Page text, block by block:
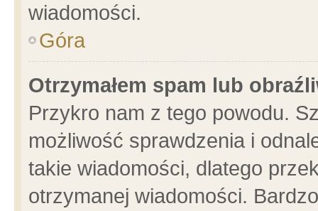
wiadomości.
Góra
Otrzymałem spam lub
Przykro nam z tego powodu.
możliwość sprawdzenia i
takie wiadomości, dlatego
otrzymanej wiadomości.